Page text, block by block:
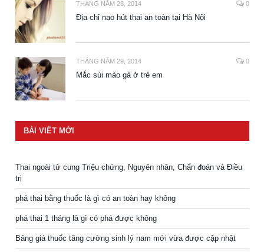
THÁNG NĂM 28, 2014 0
Địa chỉ nạo hút thai an toàn tại Hà Nội
THÁNG NĂM 29, 2014 0
Mắc sùi mào gà ở trẻ em
BÀI VIẾT MỚI
Thai ngoài tử cung Triệu chứng, Nguyên nhân, Chẩn đoán và Điều
trị
phá thai bằng thuốc là gì có an toàn hay không
phá thai 1 tháng là gì có phá được không
Bảng giá thuốc tăng cường sinh lý nam mới vừa được cập nhật